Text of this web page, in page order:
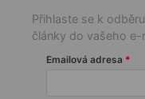
Přihlaste se k
články do vašeho e-
Emailová adresa